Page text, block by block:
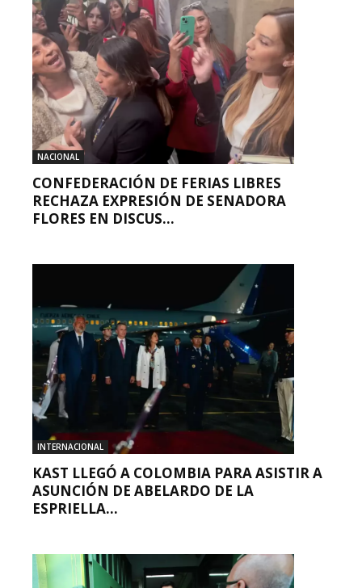
NACIONAL
CONFEDERACIÓN DE FERIAS LIBRES
RECHAZA EXPRESIÓN DE SENADORA
FLORES EN DISCUS...
INTERNACIONAL
KAST LLEGÓ A COLOMBIA PARA ASISTIR A
ASUNCIÓN DE ABELARDO DE LA
ESPRIELLA...